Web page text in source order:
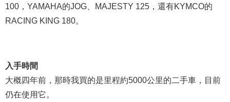
100，YAMAHA的JOG、MAJESTY 125，還有KYMCO的
RACING KING 180。
入手時間
大概四年前，那時我買的是里程約5000公里的二手車，目前
仍在使用它。